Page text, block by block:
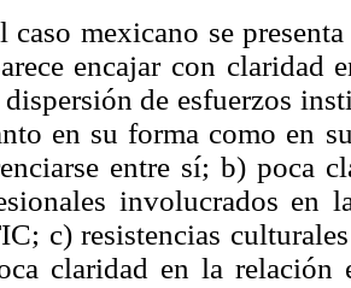
caso mexicano se
encajar con claridad
dispersión de esfuerzos
en su forma como en
entre sí; b) poca
involucrados en
c) resistencias
claridad en la